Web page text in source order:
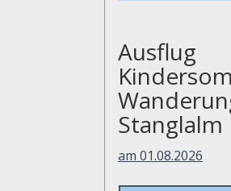
Ausflug
Stanglalm
am 01.08.2026